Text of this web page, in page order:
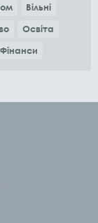
Вільні
Освіта
Фінанси